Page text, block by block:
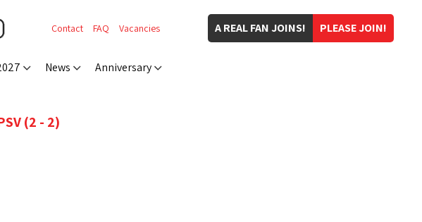
PLEASE JOIN!
A REAL FAN JOINS!
Contact FAQ Vacancies
News Anniversary
(2 - 2)